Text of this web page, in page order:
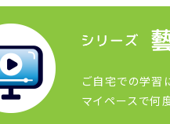
ご自宅での学習
マイペースで何